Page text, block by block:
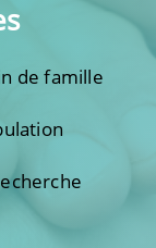
de famille